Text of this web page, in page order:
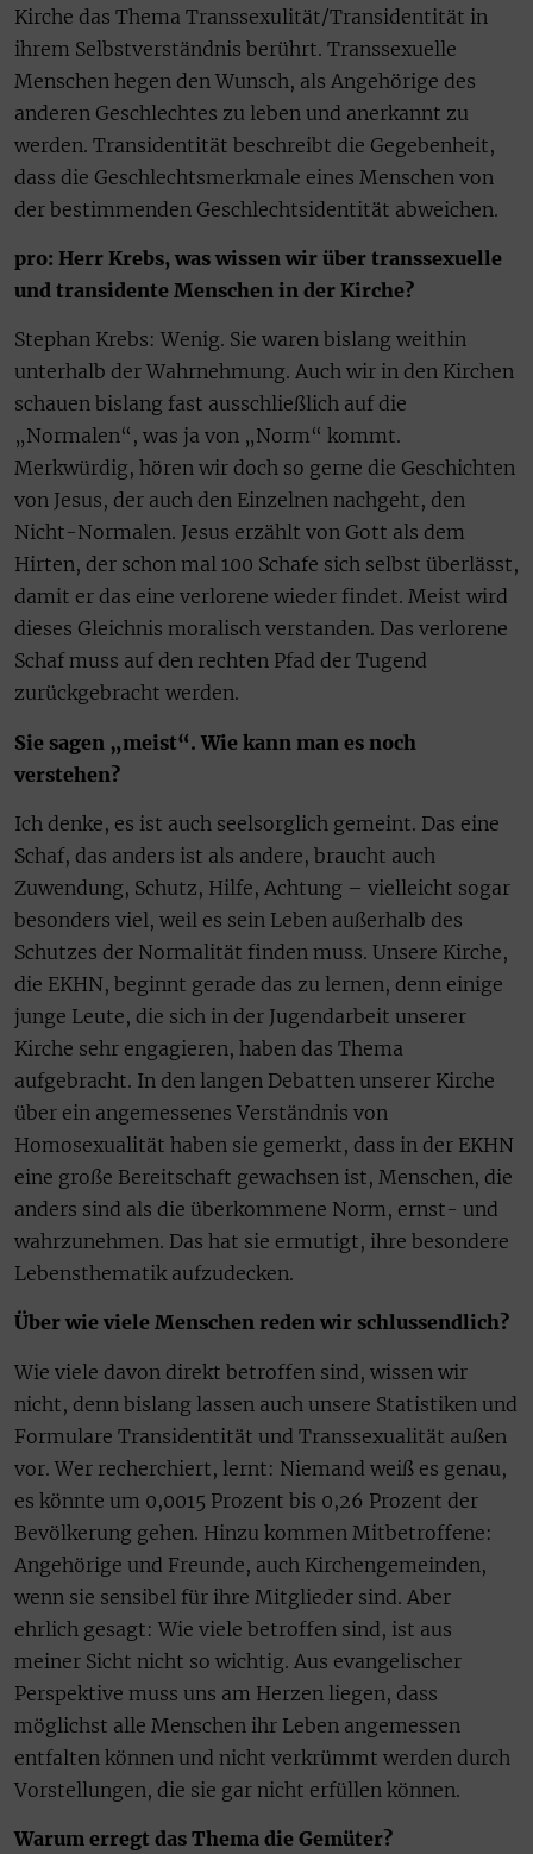
Kirche das Thema Transsexulität/Transidentität in
ihrem Selbstverständnis berührt. Transsexuelle
Menschen hegen den Wunsch, als Angehörige des
anderen Geschlechtes zu leben und anerkannt zu
werden. Transidentität beschreibt die Gegebenheit,
dass die Geschlechtsmerkmale eines Menschen von
der bestimmenden Geschlechtsidentität abweichen.
pro: Herr Krebs, was wissen wir über transsexuelle
und transidente Menschen in der Kirche?
Stephan Krebs: Wenig. Sie waren bislang weithin
unterhalb der Wahrnehmung. Auch wir in den Kirchen
schauen bislang fast ausschließlich auf die
„Normalen“, was ja von „Norm“ kommt.
Merkwürdig, hören wir doch so gerne die Geschichten
von Jesus, der auch den Einzelnen nachgeht, den
Nicht-Normalen. Jesus erzählt von Gott als dem
Hirten, der schon mal 100 Schafe sich selbst überlässt,
damit er das eine verlorene wieder findet. Meist wird
dieses Gleichnis moralisch verstanden. Das verlorene
Schaf muss auf den rechten Pfad der Tugend
zurückgebracht werden.
Sie sagen „meist“. Wie kann man es noch
verstehen?
Ich denke, es ist auch seelsorglich gemeint. Das eine
Schaf, das anders ist als andere, braucht auch
Zuwendung, Schutz, Hilfe, Achtung – vielleicht sogar
besonders viel, weil es sein Leben außerhalb des
Schutzes der Normalität finden muss. Unsere Kirche,
die EKHN, beginnt gerade das zu lernen, denn einige
junge Leute, die sich in der Jugendarbeit unserer
Kirche sehr engagieren, haben das Thema
aufgebracht. In den langen Debatten unserer Kirche
über ein angemessenes Verständnis von
Homosexualität haben sie gemerkt, dass in der EKHN
eine große Bereitschaft gewachsen ist, Menschen, die
anders sind als die überkommene Norm, ernst- und
wahrzunehmen. Das hat sie ermutigt, ihre besondere
Lebensthematik aufzudecken.
Über wie viele Menschen reden wir schlussendlich?
Wie viele davon direkt betroffen sind, wissen wir
nicht, denn bislang lassen auch unsere Statistiken und
Formulare Transidentität und Transsexualität außen
vor. Wer recherchiert, lernt: Niemand weiß es genau,
es könnte um 0,0015 Prozent bis 0,26 Prozent der
Bevölkerung gehen. Hinzu kommen Mitbetroffene:
Angehörige und Freunde, auch Kirchengemeinden,
wenn sie sensibel für ihre Mitglieder sind. Aber
ehrlich gesagt: Wie viele betroffen sind, ist aus
meiner Sicht nicht so wichtig. Aus evangelischer
Perspektive muss uns am Herzen liegen, dass
möglichst alle Menschen ihr Leben angemessen
entfalten können und nicht verkrümmt werden durch
Vorstellungen, die sie gar nicht erfüllen können.
Warum erregt das Thema die Gemüter?